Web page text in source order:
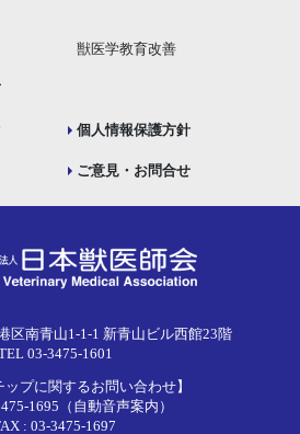
獣医学教育改善
個人情報保護方針
ご意見・お問合せ
区南青山1-1-1 新青山ビル西館23階
03-3475-1601
ップに関するお問い合わせ】
1695（自動音声案内）
: 03-3475-1697